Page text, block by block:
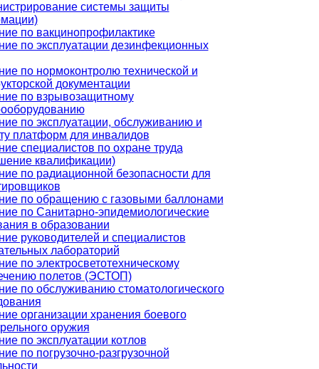
системы защиты
по вакцинопрофилактике
по эксплуатации дезинфекционных
по нормоконтролю технической и
документации
по взрывозащитному
по эксплуатации, обслуживанию и
платформ для инвалидов
специалистов по охране труда
квалификации)
по радиационной безопасности для
по обращению с газовыми баллонами
по Санитарно-эпидемиологические
в образовании
руководителей и специалистов
лабораторий
по электросветотехническому
полетов (ЭСТОП)
по обслуживанию стоматологического
организации хранения боевого
оружия
по эксплуатации котлов
по погрузочно-разгрузочной